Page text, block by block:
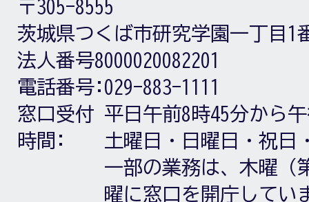
〒305-8555
茨城県つくば市研究学園一丁目1
法人番号8000020082201
電話番号: 029-883-1111
窓口受付
時間:
平日午前8時45分から
土曜日・日曜日・祝日
一部の業務は、木曜（
曜に窓口を開庁してい